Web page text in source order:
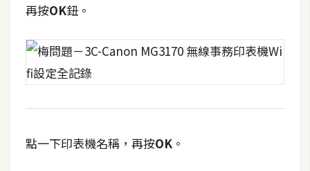
再按OK鈕。
點一下印表機名稱，再按OK 。